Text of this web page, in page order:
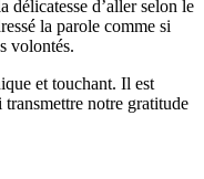
délicatesse d’aller selon le
la parole comme si
volontés.
et touchant. Il est
notre gratitude